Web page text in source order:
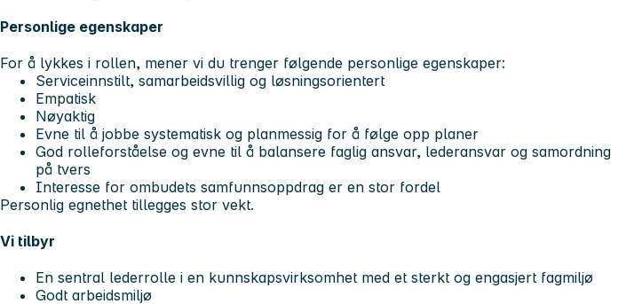
Personlige egenskaper
For å lykkes i rollen, mener vi du trenger følgende personlige egenskaper:
Serviceinnstilt, samarbeidsvillig og løsningsorientert
Empatisk
Nøyaktig
Evne til å jobbe systematisk og planmessig for å følge opp planer
God rolleforståelse og evne til å balansere faglig ansvar, lederansvar og samordning
på tvers
Interesse for ombudets samfunnsoppdrag er en stor fordel
Personlig egnethet tillegges stor vekt.
Vi tilbyr
En sentral lederrolle i en kunnskapsvirksomhet med et sterkt og engasjert fagmiljø
Godt arbeidsmiljø